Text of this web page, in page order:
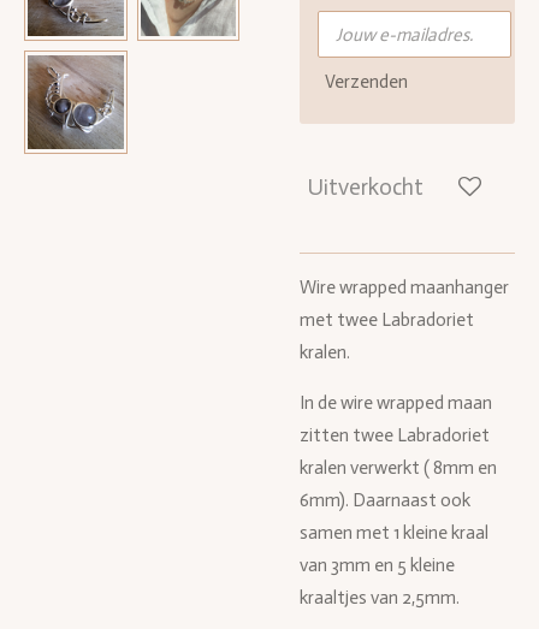
Verzenden
Uitverkocht
Wire wrapped maanhanger
met twee Labradoriet
kralen.
In de wire wrapped maan
zitten twee Labradoriet
kralen verwerkt ( 8mm en
6mm). Daarnaast ook
samen met 1 kleine kraal
van 3mm en 5 kleine
kraaltjes van 2,5mm.